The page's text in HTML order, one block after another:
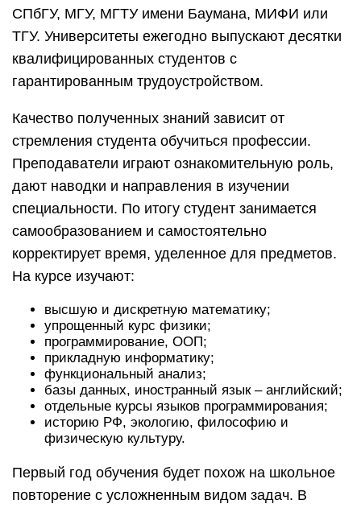
СПбГУ, МГУ, МГТУ имени Баумана, МИФИ или
ТГУ. Университеты ежегодно выпускают десятки
квалифицированных студентов с
гарантированным трудоустройством.
Качество полученных знаний зависит от
стремления студента обучиться профессии.
Преподаватели играют ознакомительную роль,
дают наводки и направления в изучении
специальности. По итогу студент занимается
самообразованием и самостоятельно
корректирует время, уделенное для предметов.
На курсе изучают:
высшую и дискретную математику;
упрощенный курс физики;
программирование, ООП;
прикладную информатику;
функциональный анализ;
базы данных, иностранный язык – английский;
отдельные курсы языков программирования;
историю РФ, экологию, философию и
физическую культуру.
Первый год обучения будет похож на школьное
повторение с усложненным видом задач. В